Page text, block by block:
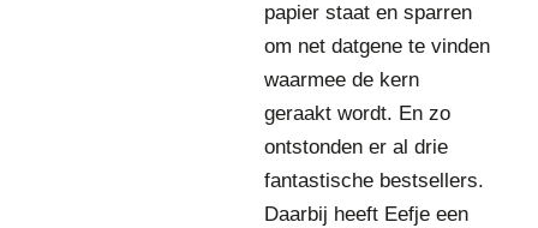
r
e
k
r
,
a
u
papier staat en sparren
om net datgene te vinden
waarmee de kern
geraakt wordt. En zo
ontstonden er al drie
fantastische bestsellers.
Daarbij heeft Eefje een